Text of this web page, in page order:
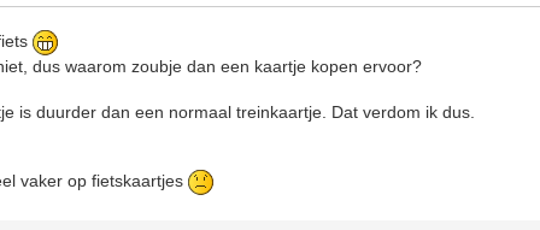
dus waarom zoubje dan een kaartje kopen ervoor?
is duurder dan een normaal treinkaartje. Dat verdom ik dus.
vaker op fietskaartjes